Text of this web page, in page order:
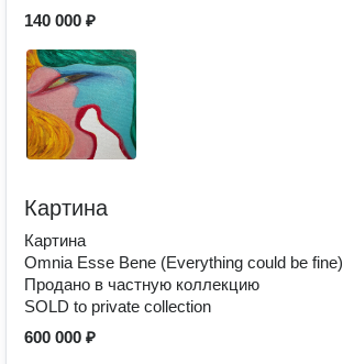
140 000 ₽
Картина
Картина
Omnia Esse Bene (Everything could be fine)
Продано в частную коллекцию
SOLD to private collection
600 000 ₽